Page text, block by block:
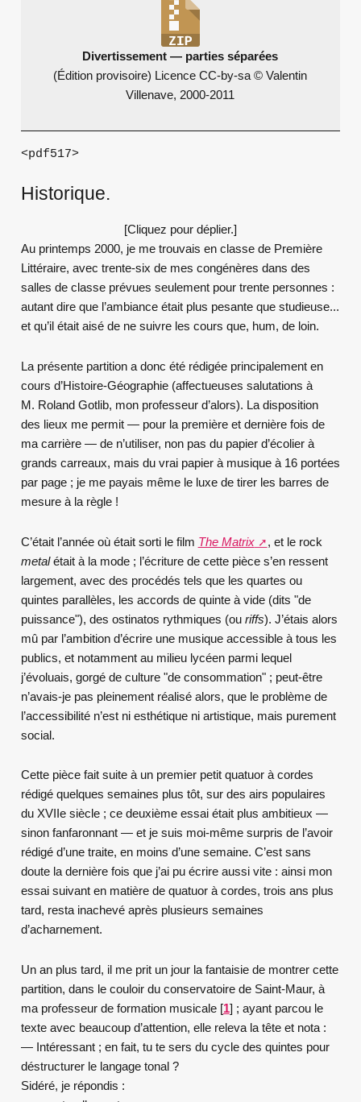
Divertissement — parties séparées
(Édition provisoire) Licence CC-by-sa © Valentin
Villenave, 2000-2011
<pdf517>
Historique.
[Cliquez pour déplier.]
Au printemps 2000, je me trouvais en classe de Première
Littéraire, avec trente-six de mes congénères dans des
salles de classe prévues seulement pour trente personnes :
autant dire que l’ambiance était plus pesante que studieuse...
et qu’il était aisé de ne suivre les cours que, hum, de loin.
La présente partition a donc été rédigée principalement en
cours d’Histoire-Géographie (affectueuses salutations à
M. Roland Gotlib, mon professeur d’alors). La disposition
des lieux me permit — pour la première et dernière fois de
ma carrière — de n’utiliser, non pas du papier d’écolier à
grands carreaux, mais du vrai papier à musique à 16 portées
par page ; je me payais même le luxe de tirer les barres de
mesure à la règle !
C’était l’année où était sorti le film The Matrix
, et le rock
metalétait à la mode ; l’écriture de cette pièce s’en ressent
largement, avec des procédés tels que les quartes ou
quintes parallèles, les accords de quinte à vide (dits "de
puissance"), des ostinatos rythmiques (ou riffs). J’étais alors
mû par l’ambition d’écrire une musique accessible à tous les
publics, et notamment au milieu lycéen parmi lequel
j’évoluais, gorgé de culture "de consommation" ; peut-être
n’avais-je pas pleinement réalisé alors, que le problème de
l’accessibilité n’est ni esthétique ni artistique, mais purement
social.
Cette pièce fait suite à un premier petit quatuor à cordes
rédigé quelques semaines plus tôt, sur des airs populaires
du XVIIesiècle ; ce deuxième essai était plus ambitieux —
sinon fanfaronnant — et je suis moi-même surpris de l’avoir
rédigé d’une traite, en moins d’une semaine. C’est sans
doute la dernière fois que j’ai pu écrire aussi vite : ainsi mon
essai suivant en matière de quatuor à cordes, trois ans plus
tard, resta inachevé après plusieurs semaines
d’acharnement.
Un an plus tard, il me prit un jour la fantaisie de montrer cette
partition, dans le couloir du conservatoire de Saint-Maur, à
ma professeur de formation musicale[1] ; ayant parcou le
texte avec beaucoup d’attention, elle releva la tête et nota :
— Intéressant ; en fait, tu te sers du cycle des quintes pour
déstructurer le langage tonal ?
Sidéré, je répondis :